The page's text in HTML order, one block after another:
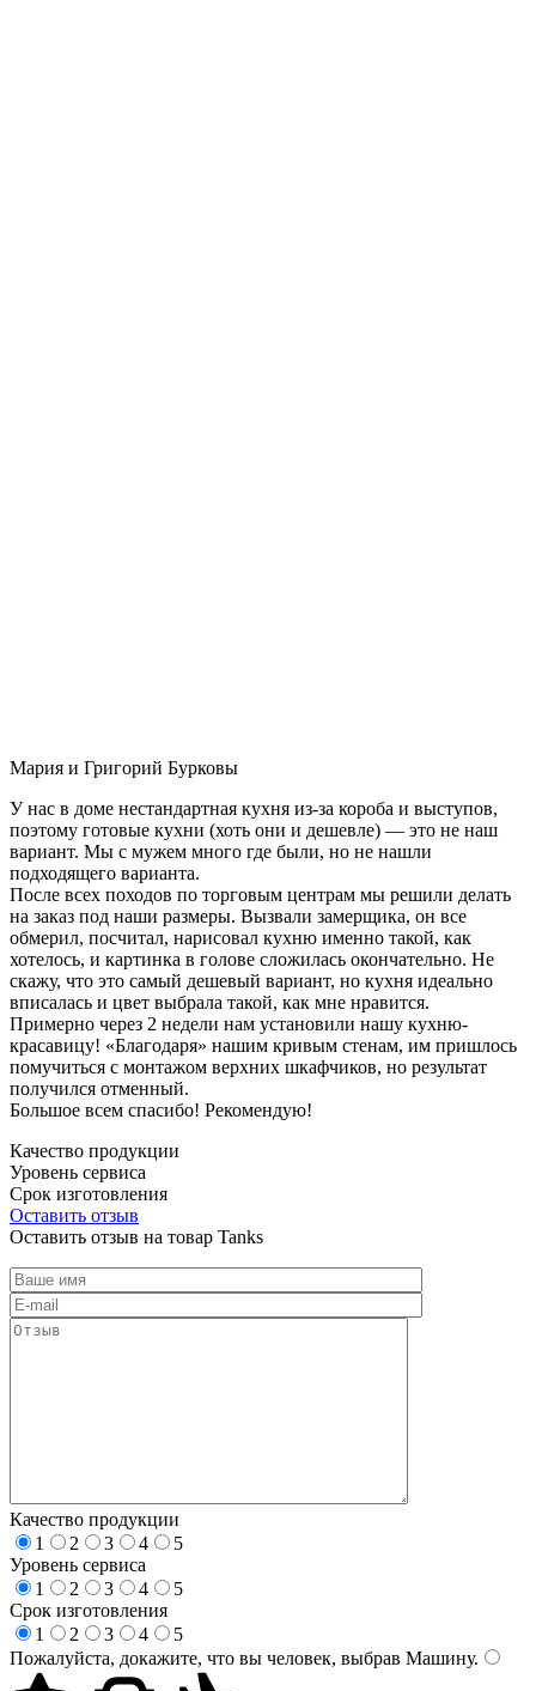
Мария и Григорий Бурковы
У нас в доме нестандартная кухня из-за короба и выступов,
поэтому готовые кухни (хоть они и дешевле) — это не наш
вариант. Мы с мужем много где были, но не нашли
подходящего варианта.
После всех походов по торговым центрам мы решили делать
на заказ под наши размеры. Вызвали замерщика, он все
обмерил, посчитал, нарисовал кухню именно такой, как
хотелось, и картинка в голове сложилась окончательно. Не
скажу, что это самый дешевый вариант, но кухня идеально
вписалась и цвет выбрала такой, как мне нравится.
Примерно через 2 недели нам установили нашу кухню-
красавицу! «Благодаря» нашим кривым стенам, им пришлось
помучиться с монтажом верхних шкафчиков, но результат
получился отменный.
Большое всем спасибо! Рекомендую!
Качество продукции
Уровень сервиса
Срок изготовления
Оставить отзыв
Оставить отзыв на товар Tanks
Качество продукции
1
2 3 4
5
Уровень сервиса
1
2 3 4
5
Срок изготовления
1
2 3 4
5
Пожалуйста, докажите, что вы человек, выбрав Машину.